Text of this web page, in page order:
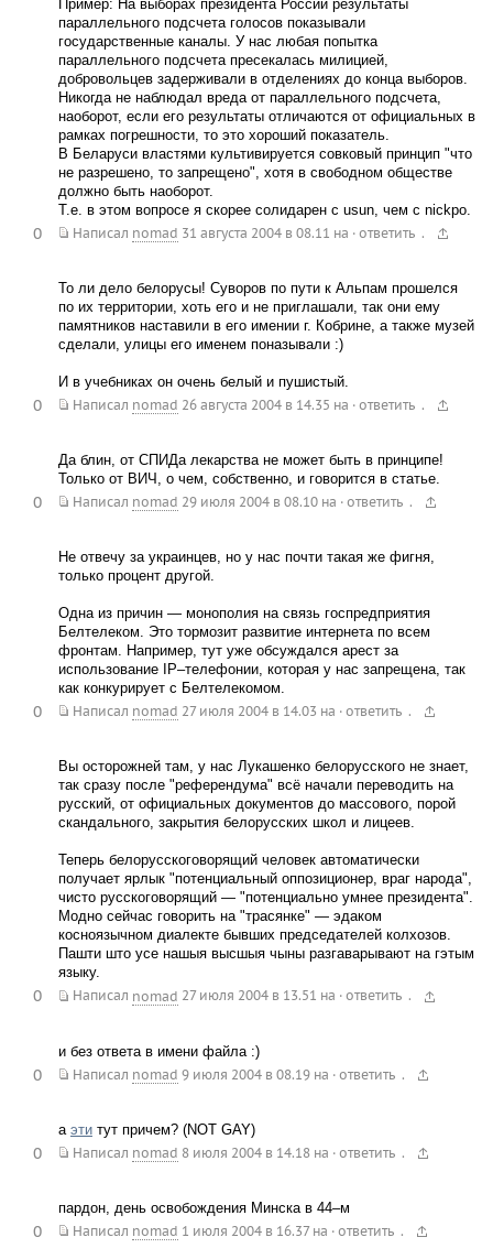
Пример: На выборах президента России результаты
параллельного подсчета голосов показывали
государственные каналы. У нас любая попытка
параллельного подсчета пресекалась милицией,
добровольцев задерживали в отделениях до конца выборов.
Никогда не наблюдал вреда от параллельного подсчета,
наоборот, если его результаты отличаются от официальных в
рамках погрешности, то это хороший показатель.
В Беларуси властями культивируется совковый принцип "что
не разрешено, то запрещено", хотя в свободном обществе
должно быть наоборот.
Т.е. в этом вопросе я скорее солидарен с usun, чем с nickpo.
Написал nomad 31 августа 2004 в 08.11 на · ответить .
0
То ли дело белорусы! Суворов по пути к Альпам прошелся
по их территории, хоть его и не приглашали, так они ему
памятников наставили в его имении г. Кобрине, а также музей
сделали, улицы его именем поназывали :)
И в учебниках он очень белый и пушистый.
Написал nomad 26 августа 2004 в 14.35 на · ответить .
0
Да блин, от СПИДа лекарства не может быть в принципе!
Только от ВИЧ, о чем, собственно, и говорится в статье.
Написал nomad 29 июля 2004 в 08.10на · ответить .
0
Не отвечу за украинцев, но у нас почти такая же фигня,
только процент другой.
Одна из причин — монополия на связь госпредприятия
Белтелеком. Это тормозит развитие интернета по всем
фронтам. Например, тут уже обсуждался арест за
использование IP–телефонии, которая у нас запрещена, так
как конкурирует с Белтелекомом.
Написал nomad 27 июля 2004 в 14.03 на · ответить .
0
Вы осторожней там, у нас Лукашенко белорусского не знает,
так сразу после "референдума" всё начали переводить на
русский, от официальных документов до массового, порой
скандального, закрытия белорусских школ и лицеев.
Теперь белорусскоговорящий человек автоматически
получает ярлык "потенциальный оппозиционер, враг народа",
чисто русскоговорящий — "потенциально умнее президента".
Модно сейчас говорить на "трасянке" — эдаком
косноязычном диалекте бывших председателей колхозов.
Пашти што усе нашыя высшыя чыны разгаварывают на гэтым
языку.
Написал nomad 27 июля 2004 в 13.51 на · ответить .
0
и без ответа в имени файла :)
Написал nomad 9 июля 2004 в 08.19на · ответить .
0
а этитут причем? (NOT GAY)
Написал nomad 8 июля 2004 в 14.18на · ответить .
0
пардон, день освобождения Минска в 44–м
Написал nomad 1 июля 2004 в 16.37на · ответить .
0